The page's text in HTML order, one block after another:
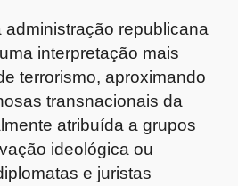
administração republicana
interpretação mais
terrorismo, aproximando
transnacionais da
atribuída a grupos
ideológica ou
e juristas